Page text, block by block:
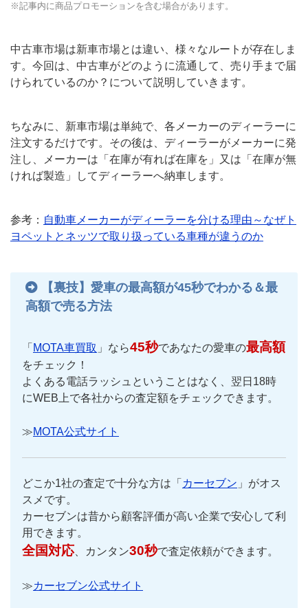
※記事内に商品プロモーションを含む場合があります。
中古車市場は新車市場とは違い、様々なルートが存在しま
す。今回は、中古車がどのように流通して、売り手まで届
けられているのか？について説明していきます。
ちなみに、新車市場は単純で、各メーカーのディーラーに
注文するだけです。その後は、ディーラーがメーカーに発
注し、メーカーは「在庫が有れば在庫を」又は「在庫が無
ければ製造」してディーラーへ納車します。
参考： 自動車メーカーがディーラーを分ける理由～なぜト
ヨペットとネッツで取り扱っている車種が違うのか
【裏技】愛車の最高額が45秒でわかる＆最
高額で売る方法
「 MOTA車買取 」なら45秒であなたの愛車の最高額
をチェック！
よくある電話ラッシュということはなく、翌日18時
にWEB上で各社からの査定額をチェックできます。
≫MOTA公式サイト
どこか1社の査定で十分な方は「 カーセブン 」がオス
スメです。
カーセブンは昔から顧客評価が高い企業で安心して利
用できます。
全国対応、カンタン30秒で査定依頼ができます。
≫カーセブン公式サイト